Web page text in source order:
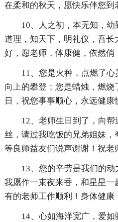
在柔和的秋天，愿快乐伴您到
10、人之初，本无知，
道理，知天下，明礼仪，吾
好，愿老师，体康健，依然俏
11、您是火种，点燃了
向上的攀登；您是蜡烛，燃
日，祝您事事顺心，永远健康
12、老师生日到了，向
丝，请过我吃饭的兄弟姐妹
等良师益友们说声谢谢！祝老
13、您的辛劳是我们的动
我愿作一束夜来香，和星星
有的老师工作顺利！身体健康
14、心如海洋宽广，爱如